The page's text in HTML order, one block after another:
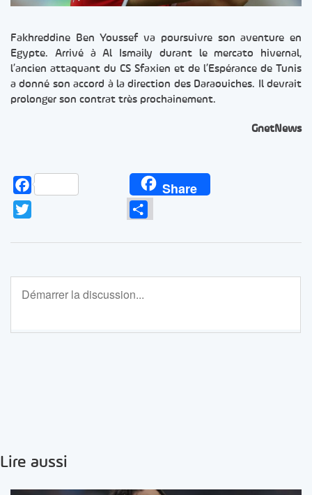
Fakhreddine Ben Youssef va poursuivre son aventure en
Egypte. Arrivé à Al Ismaily durant le mercato hivernal,
l’ancien attaquant du CS Sfaxien et de l’Espérance de Tunis
a donné son accord à la direction des Daraouiches. Il devrait
prolonger son contrat très prochainement.
GnetNews
Facebook Share
Partager
Lire aussi